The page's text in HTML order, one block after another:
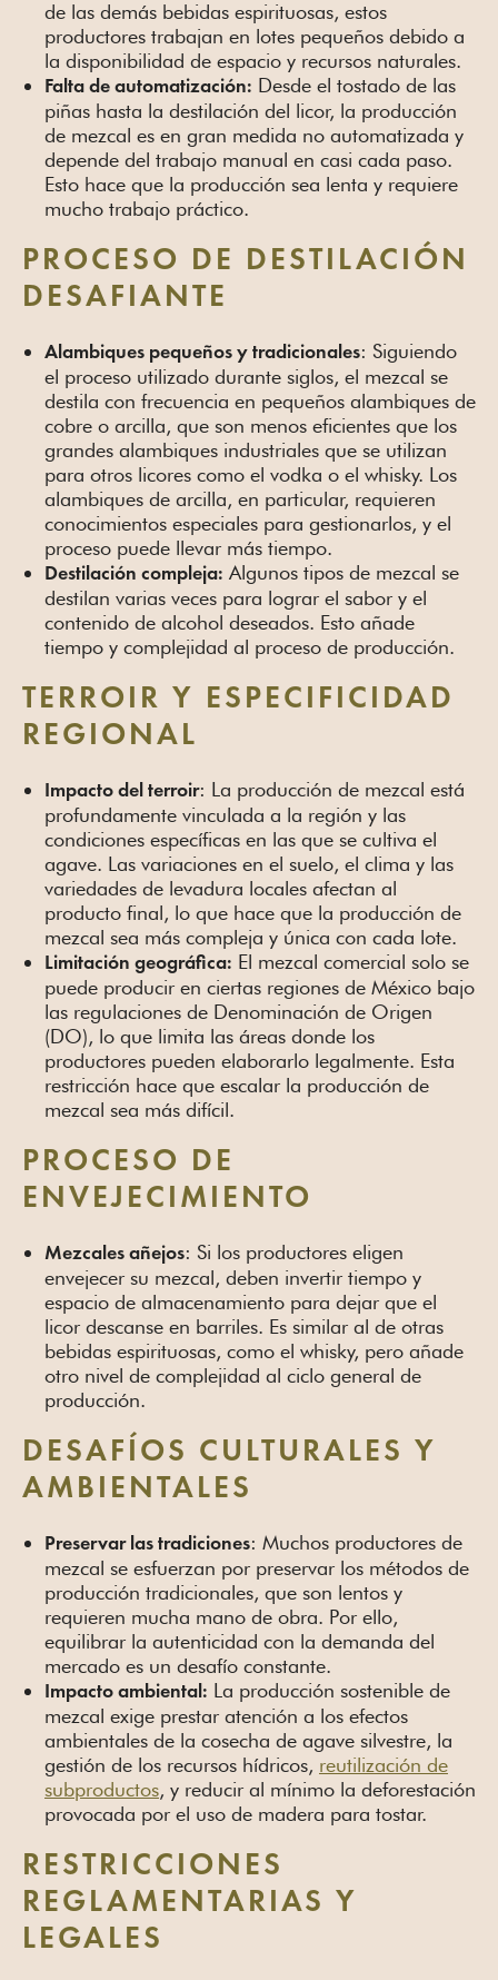
de las demás bebidas espirituosas, estos
productores trabajan en lotes pequeños debido a
la disponibilidad de espacio y recursos naturales.
Falta de automatización: Desde el tostado de las
piñas hasta la destilación del licor, la producción
de mezcal es en gran medida no automatizada y
depende del trabajo manual en casi cada paso.
Esto hace que la producción sea lenta y requiere
mucho trabajo práctico.
PROCESO DE DESTILACIÓN
DESAFIANTE
Alambiques pequeños y tradicionales: Siguiendo
el proceso utilizado durante siglos, el mezcal se
destila con frecuencia en pequeños alambiques de
cobre o arcilla, que son menos eficientes que los
grandes alambiques industriales que se utilizan
para otros licores como el vodka o el whisky. Los
alambiques de arcilla, en particular, requieren
conocimientos especiales para gestionarlos, y el
proceso puede llevar más tiempo.
Destilación compleja: Algunos tipos de mezcal se
destilan varias veces para lograr el sabor y el
contenido de alcohol deseados. Esto añade
tiempo y complejidad al proceso de producción.
TERROIR Y ESPECIFICIDAD
REGIONAL
Impacto del terroir: La producción de mezcal está
profundamente vinculada a la región y las
condiciones específicas en las que se cultiva el
agave. Las variaciones en el suelo, el clima y las
variedades de levadura locales afectan al
producto final, lo que hace que la producción de
mezcal sea más compleja y única con cada lote.
Limitación geográfica: El mezcal comercial solo se
puede producir en ciertas regiones de México bajo
las regulaciones de Denominación de Origen
(DO), lo que limita las áreas donde los
productores pueden elaborarlo legalmente. Esta
restricción hace que escalar la producción de
mezcal sea más difícil.
PROCESO DE
ENVEJECIMIENTO
Mezcales añejos: Si los productores eligen
envejecer su mezcal, deben invertir tiempo y
espacio de almacenamiento para dejar que el
licor descanse en barriles. Es similar al de otras
bebidas espirituosas, como el whisky, pero añade
otro nivel de complejidad al ciclo general de
producción.
DESAFÍOS CULTURALES Y
AMBIENTALES
Preservar las tradiciones: Muchos productores de
mezcal se esfuerzan por preservar los métodos de
producción tradicionales, que son lentos y
requieren mucha mano de obra. Por ello,
equilibrar la autenticidad con la demanda del
mercado es un desafío constante.
Impacto ambiental: La producción sostenible de
mezcal exige prestar atención a los efectos
ambientales de la cosecha de agave silvestre, la
gestión de los recursos hídricos, reutilización de
subproductos, y reducir al mínimo la deforestación
provocada por el uso de madera para tostar.
RESTRICCIONES
REGLAMENTARIAS Y
LEGALES